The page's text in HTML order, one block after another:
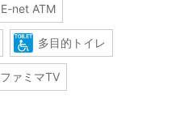
E-net ATM
多目的トイレ
ファミマTV